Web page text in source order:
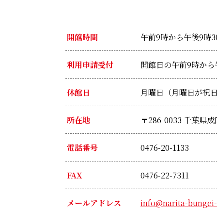
開館時間 午前9時から午後9時
利用申請受付 開館日の午前9時か
休館日 月曜日（月曜日が祝
所在地 〒286-0033 千葉県
電話番号 0476-20-1133
FAX 0476-22-7311
メールアドレス info@narita-